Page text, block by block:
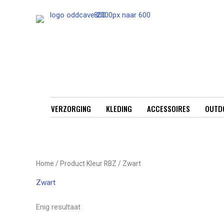
VERZORGING KLEDING ACCESSOIRES
Home / Product Kleur RBZ / Zwart
Zwart
Enig resultaat